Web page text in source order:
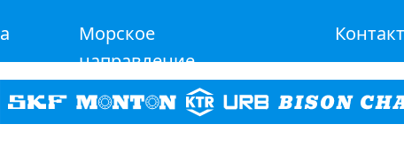
Морское
направление